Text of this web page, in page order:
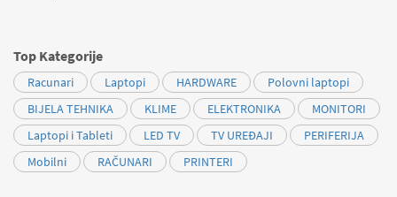
Top Kategorije
Racunari Laptopi HARDWARE
Polovni laptopi
BIJELA TEHNIKA
KLIME ELEKTRONIKA
MONITORI
Laptopi i Tableti
LED TV TV UREĐAJI
PERIFERIJA
Mobilni
RAČUNARI PRINTERI